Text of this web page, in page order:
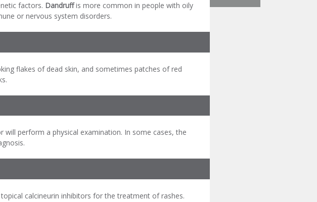
factors. Dandruffis more common in people with oily
or nervous system disorders.
flakes of dead skin, and sometimes patches of red
perform a physical examination. In some cases, the
calcineurin inhibitors for the treatment of rashes.